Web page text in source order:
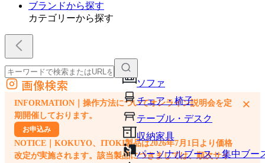
ブランドから探す
カテゴリーから探す
ソファ
チェア・椅子
テーブル・デスク
収納家具
パーソナルブース・集中ブー
外部サイトの商品をカートに追加
他のサイトで見つけた商品ページのURLを貼り付けて、カートに追加できます
画像検索
INFORMATION｜操作方法についてオンライン説明会を定
期開催しております。
お申込み
NOTICE｜KOKUYO、ITOKI製品は2026年7月1日より価格
改定が実施されます。該当製品につきましては、順次サイ
×